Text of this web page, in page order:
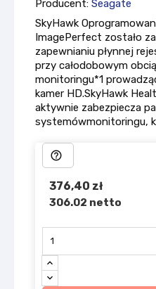
Producent: Seagate
SkyHawk
ImagePerfect zostało
zapewnianiu płynnej
przy całodobowym
monitoringu*1
kamer HD.SkyHawk
aktywnie zabezpiecza
systemówmonitoringu,
help_outline
376,40 zł
306.02 netto